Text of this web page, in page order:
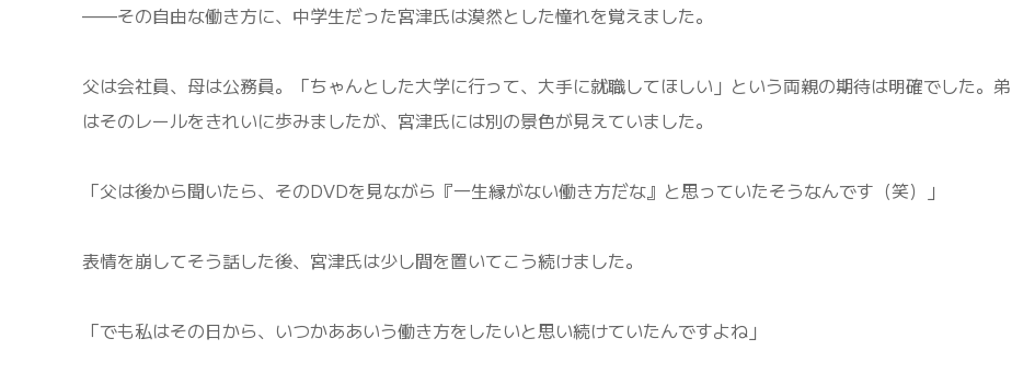
——その自由な働き方に、中学生だった宮津氏は漠然とした憧れを覚えました。
父は会社員、母は公務員。「ちゃんとした大学に行って、大手に就職してほしい」という両親の期待は明確でした。弟
はそのレールをきれいに歩みましたが、宮津氏には別の景色が見えていました。
「父は後から聞いたら、そのDVDを見ながら『一生縁がない働き方だな』と思っていたそうなんです（笑）」
表情を崩してそう話した後、宮津氏は少し間を置いてこう続けました。
「でも私はその日から、いつかああいう働き方をしたいと思い続けていたんですよね」